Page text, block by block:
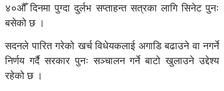
४०औँ दिनमा पुग्दा दुर्लभ सप्ताहन्त सत्रका लागि सिनेट पुनः
बसेको छ ।
सदनले पारित गरेको खर्च विधेयकलाई अगाडि बढाउने वा नगर्ने
निर्णय गर्दै सरकार पुनः सञ्चालन गर्ने बाटो खुलाउने उद्देश्य
रहेको छ ।